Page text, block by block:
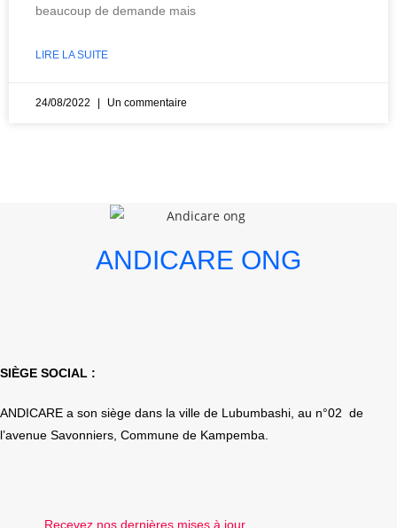
beaucoup de demande mais
LIRE LA SUITE
24/08/2022 Un commentaire
ANDICARE ONG
SIÈGE SOCIAL :
ANDICARE a son siège dans la ville de Lubumbashi, au n°02 de
l’avenue Savonniers, Commune de Kampemba.
Recevez nos dernières mises à jour